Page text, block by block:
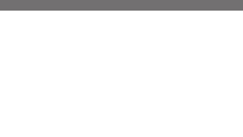
Copyright©2021 Jiang Architects＆ Engineers